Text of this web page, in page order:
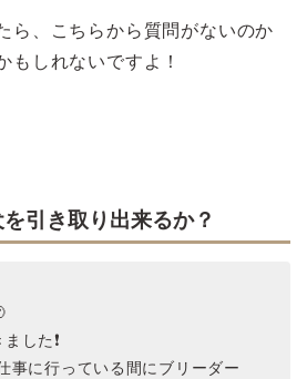
ら、こちらから質問がないのか
もしれないですよ！
引き取り出来るか？
した❗
事に行っている間にブリーダー